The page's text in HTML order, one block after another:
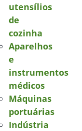
utensílios
de
cozinha
Aparelhos
e
instrumentos
médicos
Máquinas
portuárias
Indústria